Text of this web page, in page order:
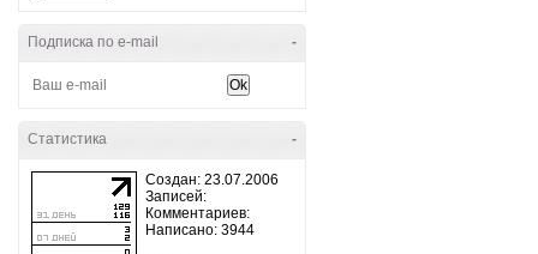
-
Подписка по e-mail
-
Статистика
Создан: 23.07.2006
Записей:
Комментариев:
Написано: 3944